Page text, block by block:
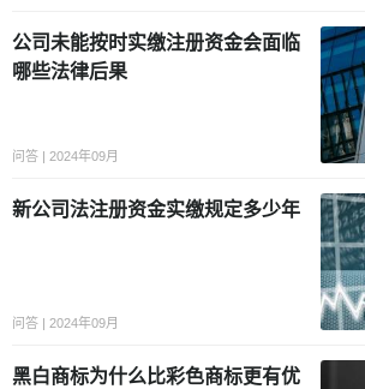
公司未能按时实缴注册资金会面临
哪些法律后果
问答 | 2024年09月
新公司法注册资金实缴规定多少年
问答 | 2024年09月
黑白商标为什么比彩色商标更有优